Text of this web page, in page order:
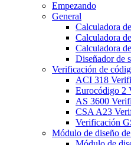
Empezando
General
Calculadora
Calculadora
Calculadora
Diseñador de
Verificación de
ACI 318
Eurocódigo 2
AS 3600
CSA A23
Verificación
Módulo de diseño